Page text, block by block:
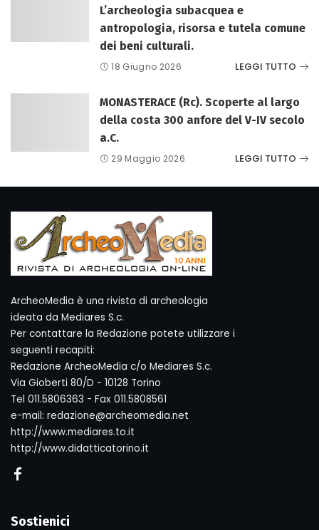
L’archeologia subacquea e
antropologia, risorsa e tutela comune
dei beni culturali.
18 Giugno 2026 LEGGI TUTTO
MONASTERACE (Rc). Scoperte al largo
della costa 300 anfore del V-IV secolo
a.C.
29 Maggio 2026 LEGGI TUTTO
ArcheoMedia è una rivista di archeologia
ideata da Mediares S.c.
Per contattare la Redazione potete utilizzare i
seguenti recapiti:
Redazione ArcheoMedia c/o Mediares S.c.
Via Gioberti 80/D - 10128 Torino
Tel 011.5806363 - Fax 011.5808561
e-mail: redazione@archeomedia.net
http://www.mediares.to.it
http://www.didatticatorino.it
Sostienici